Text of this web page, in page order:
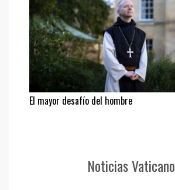
El mayor desafío del hombre
Noticias Vaticano